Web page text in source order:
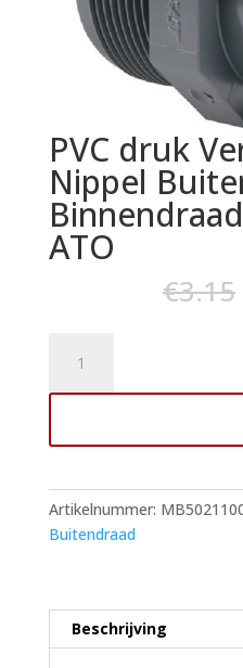
PVC druk
Nippel
ATO
€3.15
Verloopsok
Buitendraad
Binnendraad
1"
x
aantal
Artikelnummer:
Buitendraad
Beschrijving